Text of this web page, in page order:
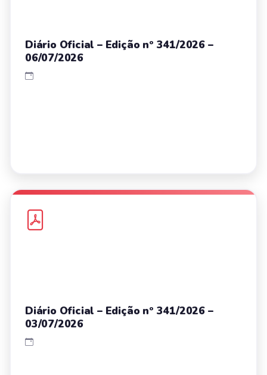
Diário Oficial – Edição nº 341/2026 –
06/07/2026
Diário Oficial – Edição nº 341/2026 –
03/07/2026